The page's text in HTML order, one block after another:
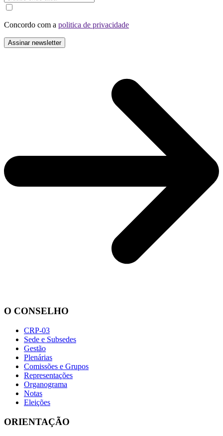
Concordo com a politica de privacidade
O CONSELHO
CRP-03
Sede e Subsedes
Gestão
Plenárias
Comissões e Grupos
Representações
Organograma
Notas
Eleições
ORIENTAÇÃO